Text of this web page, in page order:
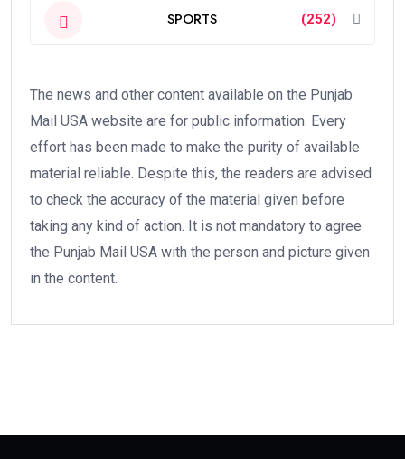
SPORTS (252)
The news and other content available on the Punjab
Mail USA website are for public information. Every
effort has been made to make the purity of available
material reliable. Despite this, the readers are advised
to check the accuracy of the material given before
taking any kind of action. It is not mandatory to agree
the Punjab Mail USA with the person and picture given
in the content.